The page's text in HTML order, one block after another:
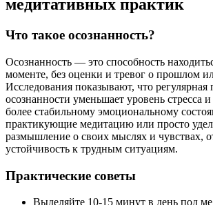
медитативных практик
Что такое осознанность?
Осознанность — это способность
моменте, без оценки и тревог о прошлом
Исследования показывают, что регулярная
осознанности уменьшает уровень стресса и
более стабильному эмоциональному
практикующие медитацию или просто
размышление о своих мыслях и чувствах,
устойчивость к трудным ситуациям.
Практические советы
Выделяйте 10-15 минут в день под